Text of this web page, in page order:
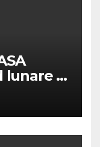
lunare |